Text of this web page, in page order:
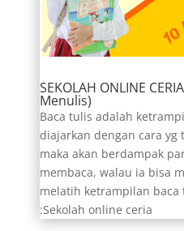
SEKOLAH ONLINE
Menulis)
Baca tulis adalah
diajarkan dengan cara yg
maka akan berdampak
membaca, walau ia bisa
melatih ketrampilan baca
:Sekolah online ceria